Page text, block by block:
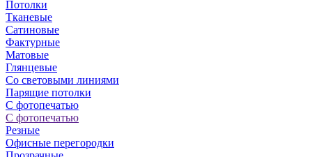
Потолки
Тканевые
Сатиновые
Фактурные
Матовые
Глянцевые
Со световыми линиями
Парящие потолки
С фотопечатью
С фотопечатью
Резные
Офисные перегородки